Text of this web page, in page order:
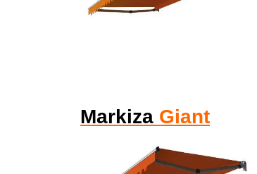
Markiza Giant